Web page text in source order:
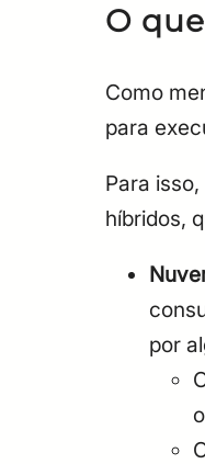
O
Como
para
Para
híbridos,
por